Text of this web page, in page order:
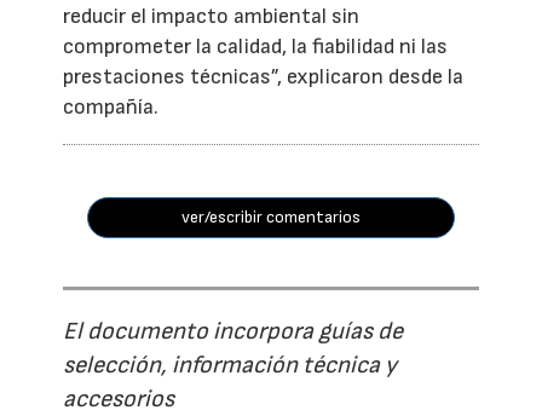
reducir el impacto ambiental sin
comprometer la calidad, la fiabilidad ni las
prestaciones técnicas”, explicaron desde la
compañía.
ver/escribir comentarios
El documento incorpora guías de
selección, información técnica y
accesorios